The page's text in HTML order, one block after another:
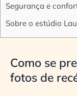
Segurança e
Sobre o estúdio
Como se
fotos de